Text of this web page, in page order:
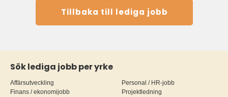
Tillbaka till lediga jobb
Sök lediga jobb per yrke
Affärsutveckling
Finans / ekonomijobb
Personal / HR-jobb
Projektledning